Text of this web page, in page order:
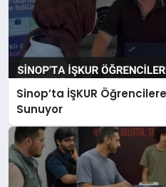
Sinop’ta İŞKUR
Sunuyor